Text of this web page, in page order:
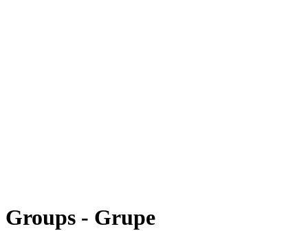
Groups - Grupe